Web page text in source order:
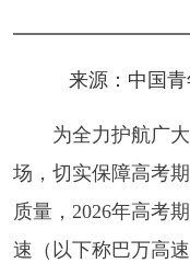
来源： 中国青
为全力护航广
场，切实保障高考
质量，2026年高考
速（以下称巴万高